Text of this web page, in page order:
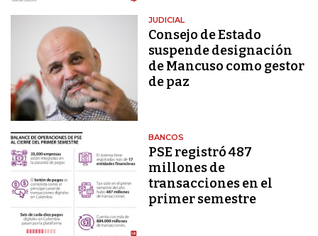
JUDICIAL
Consejo de Estado
suspende designación
de Mancuso como gestor
de paz
BANCOS
PSE registró 487
millones de
transacciones en el
primer semestre